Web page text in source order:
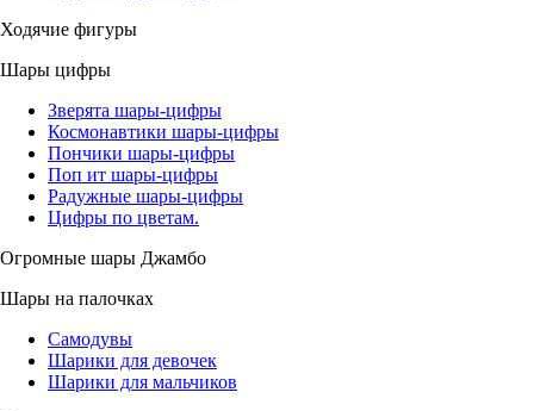
Ходячие фигуры
Шары цифры
Зверята шары-цифры
Космонавтики шары-цифры
Пончики шары-цифры
Поп ит шары-цифры
Радужные шары-цифры
Цифры по цветам.
Огромные шары Джамбо
Шары на палочках
Самодувы
Шарики для девочек
Шарики для мальчиков